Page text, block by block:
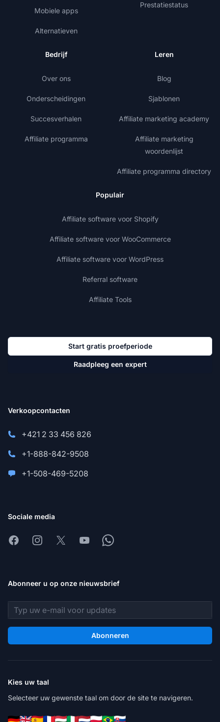
Mobiele apps
Alternatieven
Prestatiestatus
Bedrijf
Over ons
Onderscheidingen
Succesverhalen
Affiliate programma
Leren
Blog
Sjablonen
Affiliate marketing academy
Affiliate marketing
woordenlijst
Affiliate programma directory
Populair
Affiliate software voor Shopify
Affiliate software voor WooCommerce
Affiliate software voor WordPress
Referral software
Affiliate Tools
Start gratis proefperiode
Raadpleeg een expert
Verkoopcontacten
+421 2 33 456 826
+1-888-842-9508
+1-508-469-5208
Sociale media
FacebookInstagram
X YoutubeWhatsapp
Abonneer u op onze nieuwsbrief
E-mailadres
Abonneren
Kies uw taal
Selecteer uw gewenste taal om door de site te navigeren.